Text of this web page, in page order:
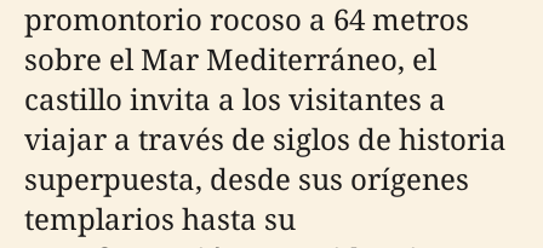
promontorio rocoso a 64 metros
sobre el Mar Mediterráneo, el
castillo invita a los visitantes a
viajar a través de siglos de historia
superpuesta, desde sus orígenes
templarios hasta su